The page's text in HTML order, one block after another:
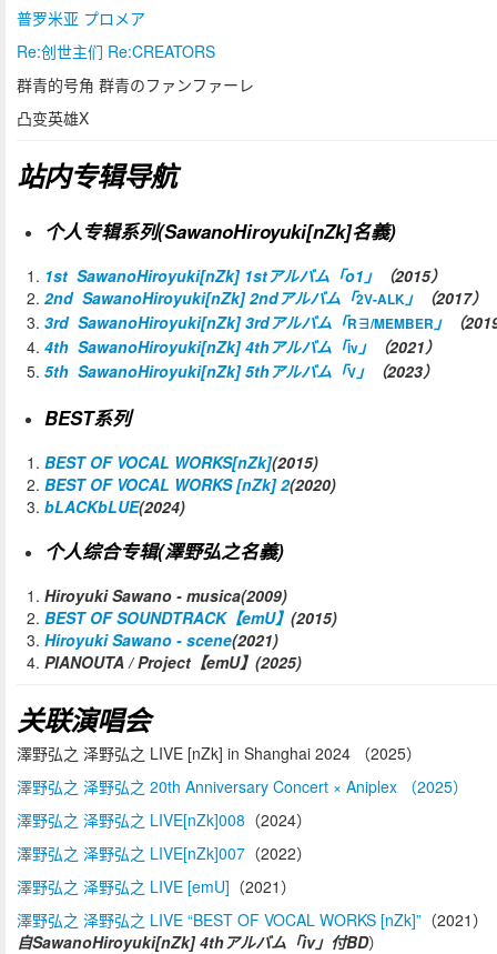
普罗米亚 プロメア
Re:创世主们 Re:CREATORS
群青的号角 群青のファンファーレ
凸变英雄X
站内专辑导航
个人专辑系列(SawanoHiroyuki[nZk]名義)
1st SawanoHiroyuki[nZk] 1stアルバム「o1」
（2015）
2nd SawanoHiroyuki[nZk] 2ndアルバム「2V-ALK」
（2017）
3rd SawanoHiroyuki[nZk] 3rdアルバム「R∃/MEMBER」
（
4th SawanoHiroyuki[nZk] 4thアルバム「iv」
（2021）
5th SawanoHiroyuki[nZk] 5thアルバム「V」 （2023）
BEST系列
BEST OF VOCAL WORKS[nZk](2015)
BEST OF VOCAL WORKS [nZk] 2(2020)
bLACKbLUE(2024)
个人综合专辑(澤野弘之名義)
Hiroyuki Sawano - musica(2009)
BEST OF SOUNDTRACK【emU】 (2015)
Hiroyuki Sawano - scene(2021)
PIANOUTA / Project【emU】(2025)
关联演唱会
澤野弘之 泽野弘之 LIVE [nZk] in Shanghai 2024 （2025）
澤野弘之 泽野弘之 20th Anniversary Concert × Aniplex （2025）
澤野弘之 泽野弘之 LIVE[nZk]008 （2024）
澤野弘之 泽野弘之 LIVE[nZk]007 （2022）
澤野弘之 泽野弘之 LIVE [emU] （2021）
澤野弘之 泽野弘之 LIVE “BEST OF VOCAL WORKS [nZk]” （2021）
自SawanoHiroyuki[nZk] 4thアルバム「iv」付BD）